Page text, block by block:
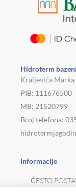
Hidroterm
Kraljevića Marka
PIB: 111676500
MB: 21520799
Broj telefona:
Informacije
ČESTO